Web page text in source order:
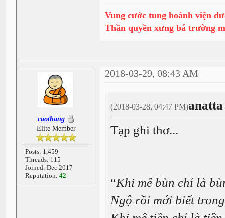
Vung cước tung hoành viện
Thần quyền xưng bá trường
caothang
Elite Member
Posts: 1,459
Threads: 115
Joined: Dec 2017
Reputation: 42
2018-03-29, 08:43 AM
(2018-03-28, 04:47 PM)
Tạp ghi thơ...
“Khi mê bùn chỉ là
Ngộ rồi mới biết